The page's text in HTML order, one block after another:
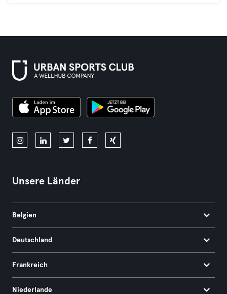
Unsere Länder
Belgien
Deutschland
Frankreich
Niederlande